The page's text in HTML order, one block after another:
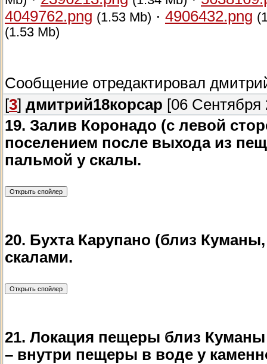
4049762.png (1.53 Mb) · 4906432.png
(1.53 Mb)
Сообщение отредактировал
[3] дмитрий18корсар [06 Сентября
19. Залив Коронадо (с левой
поселением после выхода из
пальмой у скалы.
20. Бухта Карупано (близ
скалами.
21. Локация пещеры близ Куманы
– внутри пещеры в воде у